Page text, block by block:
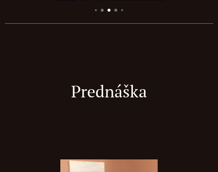
Prednáška